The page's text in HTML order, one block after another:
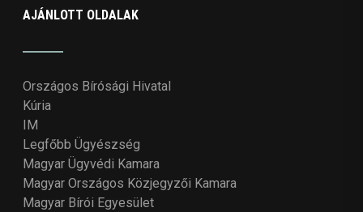
AJÁNLOTT OLDALAK
Országos Bírósági Hivatal
Kúria
IM
Legfőbb Ügyészség
Magyar Ügyvédi Kamara
Magyar Országos Közjegyzői Kamara
Magyar Bírói Egyesület